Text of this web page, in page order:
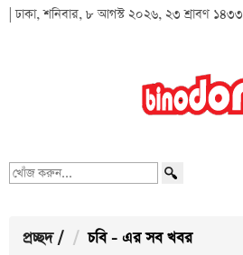
| ঢাকা, শনিবার, ৮ আগস্ট ২০২৬, ২৩ শ্রাবণ ১৪৩৩
খোঁজ
প্রচ্ছদ / চবি - এর সব খবর